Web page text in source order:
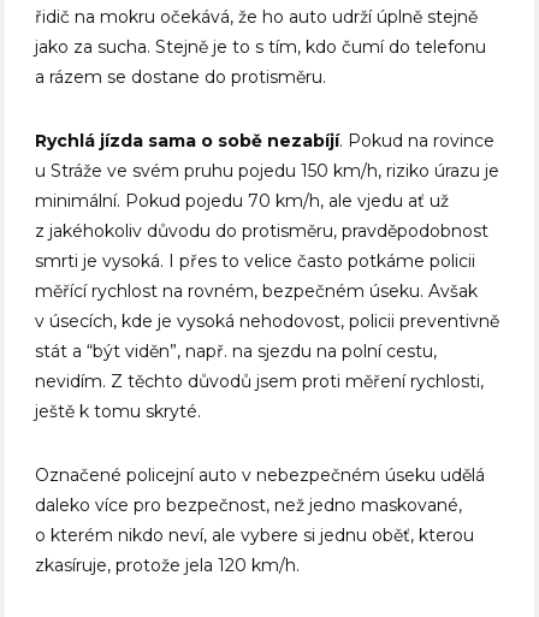
řidič na mokru očekává, že ho auto udrží úplně stejně
jako za sucha. Stejně je to s tím, kdo čumí do telefonu
a rázem se dostane do protisměru.
Rychlá jízda sama o sobě nezabíjí. Pokud na rovince
u Stráže ve svém pruhu pojedu 150 km/h, riziko úrazu je
minimální. Pokud pojedu 70 km/h, ale vjedu ať už
z jakéhokoliv důvodu do protisměru, pravděpodobnost
smrti je vysoká. I přes to velice často potkáme policii
měřící rychlost na rovném, bezpečném úseku. Avšak
v úsecích, kde je vysoká nehodovost, policii preventivně
stát a “být viděn”, např. na sjezdu na polní cestu,
nevidím. Z těchto důvodů jsem proti měření rychlosti,
ještě k tomu skryté.
Označené policejní auto v nebezpečném úseku udělá
daleko více pro bezpečnost, než jedno maskované,
o kterém nikdo neví, ale vybere si jednu oběť, kterou
zkasíruje, protože jela 120 km/h.